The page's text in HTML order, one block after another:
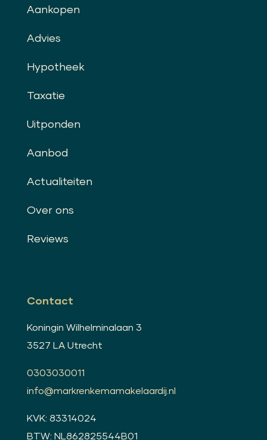
Aankopen
Advies
Hypotheek
Taxatie
Uitponden
Aanbod
Actualiteiten
Over ons
Reviews
Contact
Koningin Wilhelminalaan 3
3527 LA Utrecht
0303030011
info@markrenkemamakelaardij.nl
KVK: 83314024
BTW: NL862825544B01